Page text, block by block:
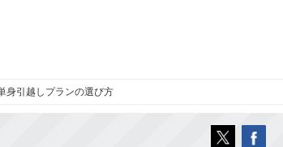
身引越しプランの選び方